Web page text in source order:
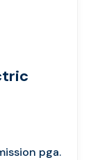
pga.